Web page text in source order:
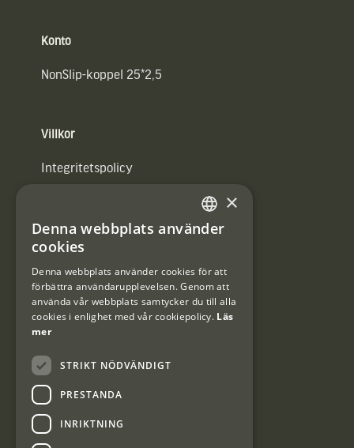
Konto
NonSlip-koppel 25*2,5
Villkor
Integritetspolicy
#Interjaktfamily
Kundklubb
Information om kundklubben.
SWEDISH
×
Denna webbplats använder
cookies
Denna webbplats använder cookies för att
förbättra användarupplevelsen. Genom att
använda vår webbplats samtycker du till alla
cookies i enlighet med vår cookiepolicy. Läs
mer
STRIKT NÖDVÄNDIGT
PRESTANDA
INRIKTNING